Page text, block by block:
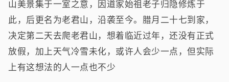
山美景集于一室之意，因道家始祖老子归隐修炼于
此，后更名为老君山，沿袭至今。腊月二十七到家，
决定第二天去爬老君山，想着临近过年，还没有正式
放假，加上天气冷雪未化，或许人会少一点，但实际
上有这想法的人一点也不少